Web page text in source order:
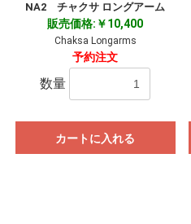
NA2 チャクサ ロングアーム
販売価格:￥10,400
Chaksa Longarms
予約注文
数量
カートに入れる